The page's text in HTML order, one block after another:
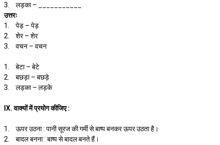
3.
लड़का – ___________
उत्तरः
1.
पेड़ – पेड़
2.
शेर – शेर
3.
वचन – वचन
1.
बेटा – बेटे
2.
बछड़ा – बछड़े
3.
लड़का – लड़के
IX. वाक्यों में प्रयोग कीजिए :
1.
ऊपर उठना : पानी सूरज की गर्मी से बाष्प बनकर ऊपर उठता है।
2.
बादल बनना : बाष्प से बादल बनते हैं।